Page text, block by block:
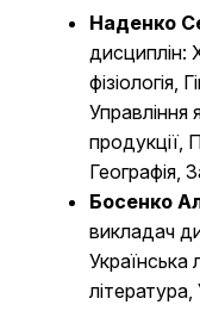
Наденко
дисциплін:
фізіологія,
Управління
продукції,
Географія,
Босенко
викладач
Українська